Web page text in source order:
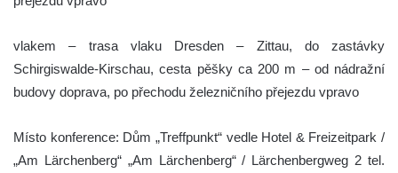
vlakem – trasa vlaku Dresden – Zittau, do zastávky
Schirgiswalde-Kirschau, cesta pěšky ca 200 m – od nádražní
budovy doprava, po přechodu železničního přejezdu vpravo
Místo konference: Dům „Treffpunkt“ vedle Hotel & Freizeitpark /
„Am Lärchenberg“ „Am Lärchenberg“ / Lärchenbergweg 2 tel.